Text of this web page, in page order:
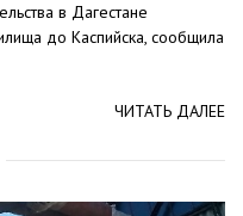
в Дагестане
до Каспийска, сообщила
ЧИТАТЬ ДАЛЕЕ